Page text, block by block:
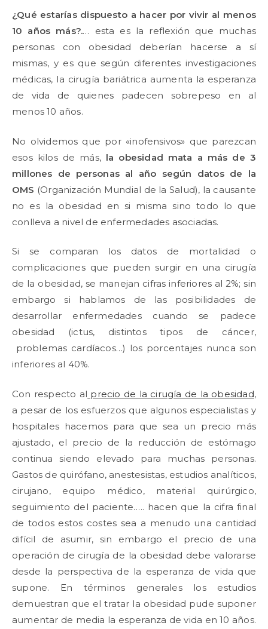
¿Qué estarías dispuesto a hacer por vivir al menos
10 años más?.… esta es la reflexión que muchas
personas con obesidad deberían hacerse a sí
mismas, y es que según diferentes investigaciones
médicas, la cirugía bariátrica aumenta la esperanza
de vida de quienes padecen sobrepeso en al
menos 10 años.
No olvidemos que por «inofensivos» que parezcan
esos kilos de más, la obesidad mata a más de 3
millones de personas al año según datos de la
OMS (Organización Mundial de la Salud), la causante
no es la obesidad en si misma sino todo lo que
conlleva a nivel de enfermedades asociadas.
Si se comparan los datos de mortalidad o
complicaciones que pueden surgir en una cirugía
de la obesidad, se manejan cifras inferiores al 2%; sin
embargo si hablamos de las posibilidades de
desarrollar enfermedades cuando se padece
obesidad (ictus, distintos tipos de cáncer,
problemas cardíacos…) los porcentajes nunca son
inferiores al 40%.
Con respecto al precio de la cirugía de la obesidad,
a pesar de los esfuerzos que algunos especialistas y
hospitales hacemos para que sea un precio más
ajustado, el precio de la reducción de estómago
continua siendo elevado para muchas personas.
Gastos de quirófano, anestesistas, estudios analíticos,
cirujano, equipo médico, material quirúrgico,
seguimiento del paciente….. hacen que la cifra final
de todos estos costes sea a menudo una cantidad
difícil de asumir, sin embargo el precio de una
operación de cirugía de la obesidad debe valorarse
desde la perspectiva de la esperanza de vida que
supone. En términos generales los estudios
demuestran que el tratar la obesidad pude suponer
aumentar de media la esperanza de vida en 10 años.